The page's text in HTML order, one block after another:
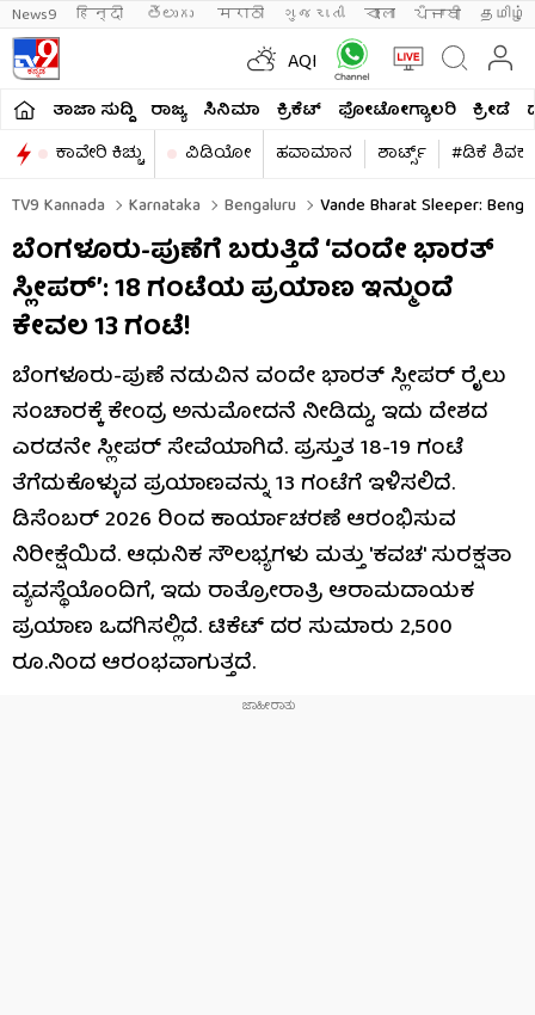
News9 हिन्दी తెలుగు मराठी ગુજરાતી বাংলা ਪੰਜਾਬੀ தமிழ்
AQI
ತಾಜಾ ಸುದ್ದಿ ರಾಜ್ಯ ಸಿನಿಮಾ ಕ್ರಿಕೆಟ್​ ಫೋಟೋಗ್ಯಾಲರಿ ಕ್ರೀಡೆ
ಕಾವೇರಿ ಕಿಚ್ಚು
ವಿಡಿಯೋ ಹವಾಮಾನ ಶಾರ್ಟ್ಸ್​
#ಡಿಕೆ
TV9 Kannada
Karnataka Bengaluru Vande Bharat Sleeper:
ಬೆಂಗಳೂರು-ಪುಣೆಗೆ ಬರುತ್ತಿದೆ ‘ವಂದೇ ಭಾರತ್
ಸ್ಲೀಪರ್’: 18 ಗಂಟೆಯ ಪ್ರಯಾಣ ಇನ್ಮುಂದೆ
ಕೇವಲ 13 ಗಂಟೆ!
ಬೆಂಗಳೂರು-ಪುಣೆ ನಡುವಿನ ವಂದೇ ಭಾರತ್ ಸ್ಲೀಪರ್ ರೈಲು
ಸಂಚಾರಕ್ಕೆ ಕೇಂದ್ರ ಅನುಮೋದನೆ ನೀಡಿದ್ದು, ಇದು ದೇಶದ
ಎರಡನೇ ಸ್ಲೀಪರ್ ಸೇವೆಯಾಗಿದೆ. ಪ್ರಸ್ತುತ 18-19 ಗಂಟೆ
ತೆಗೆದುಕೊಳ್ಳುವ ಪ್ರಯಾಣವನ್ನು 13 ಗಂಟೆಗೆ ಇಳಿಸಲಿದೆ.
ಡಿಸೆಂಬರ್ 2026 ರಿಂದ ಕಾರ್ಯಾಚರಣೆ ಆರಂಭಿಸುವ
ನಿರೀಕ್ಷೆಯಿದೆ. ಆಧುನಿಕ ಸೌಲಭ್ಯಗಳು ಮತ್ತು 'ಕವಚ' ಸುರಕ್ಷತಾ
ವ್ಯವಸ್ಥೆಯೊಂದಿಗೆ, ಇದು ರಾತ್ರೋರಾತ್ರಿ ಆರಾಮದಾಯಕ
ಪ್ರಯಾಣ ಒದಗಿಸಲ್ಲಿದೆ. ಟಿಕೆಟ್ ದರ ಸುಮಾರು 2,500
ರೂ.ನಿಂದ ಆರಂಭವಾಗುತ್ತದೆ.